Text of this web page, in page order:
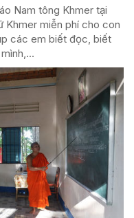
Nam tông Khmer tại
Khmer miễn phí cho con
các em biết đọc, biết